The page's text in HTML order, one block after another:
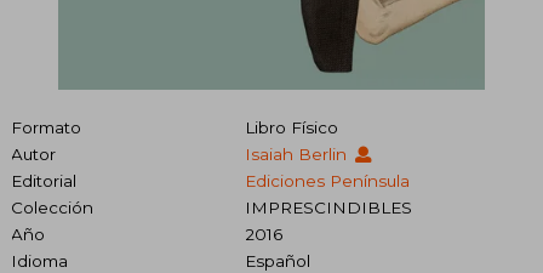
Formato
Libro Físico
Autor
Isaiah Berlin
Editorial
Ediciones Península
Colección
IMPRESCINDIBLES
Año
2016
Idioma
Español